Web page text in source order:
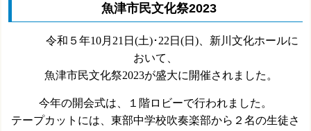
魚津市民文化祭2023
令和５ 年10月21日 (土)･22日 (日 )、新川文化ホールに
おいて、
魚津市民文化祭2023が盛大に開催されました。
今年の開会式は、１階ロビーで行われました。
テープカットには、東部中学校吹奏楽部から２名の生徒さ